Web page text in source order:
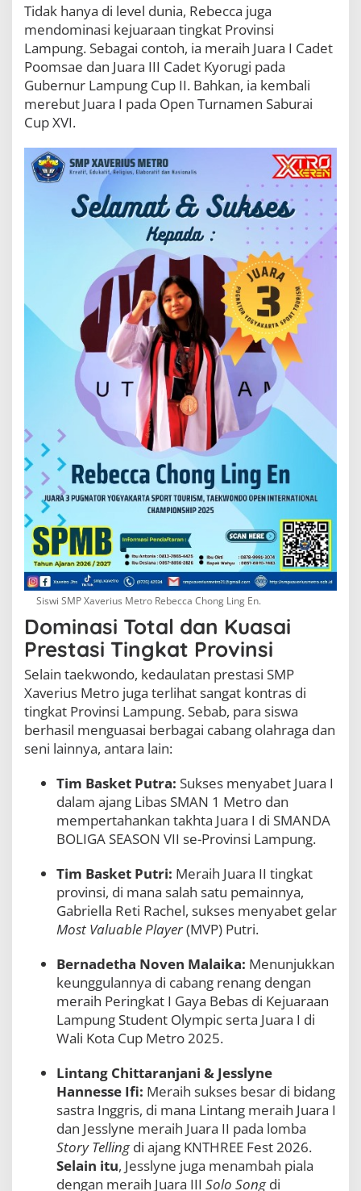
Tidak hanya di level dunia, Rebecca juga
mendominasi kejuaraan tingkat Provinsi
Lampung. Sebagai contoh, ia meraih Juara I Cadet
Poomsae dan Juara III Cadet Kyorugi pada
Gubernur Lampung Cup II. Bahkan, ia kembali
merebut Juara I pada Open Turnamen Saburai
Cup XVI.
Siswi SMP Xaverius Metro Rebecca Chong Ling En.
Dominasi Total dan Kuasai
Prestasi Tingkat Provinsi
Selain taekwondo, kedaulatan prestasi SMP
Xaverius Metro juga terlihat sangat kontras di
tingkat Provinsi Lampung. Sebab, para siswa
berhasil menguasai berbagai cabang olahraga dan
seni lainnya, antara lain:
Tim Basket Putra: Sukses menyabet Juara I
dalam ajang Libas SMAN 1 Metro dan
mempertahankan takhta Juara I di SMANDA
BOLIGA SEASON VII se-Provinsi Lampung.
Tim Basket Putri: Meraih Juara II tingkat
provinsi, di mana salah satu pemainnya,
Gabriella Reti Rachel, sukses menyabet gelar
Most Valuable Player(MVP) Putri.
Bernadetha Noven Malaika: Menunjukkan
keunggulannya di cabang renang dengan
meraih Peringkat I Gaya Bebas di Kejuaraan
Lampung Student Olympic serta Juara I di
Wali Kota Cup Metro 2025.
Lintang Chittaranjani & Jesslyne
Hannesse Ifi: Meraih sukses besar di bidang
sastra Inggris, di mana Lintang meraih Juara I
dan Jesslyne meraih Juara II pada lomba
Story Tellingdi ajang KNTHREE Fest 2026.
Selain itu, Jesslyne juga menambah piala
dengan meraih Juara III Solo Songdi